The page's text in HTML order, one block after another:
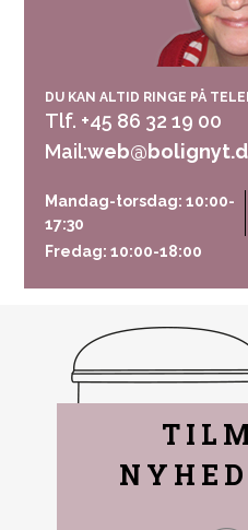
DU KAN ALTID RINGE PÅ
Tlf. +45 86 32 19 00
Mail:
Mandag-torsdag: 10:00-
17:30
Fredag: 10:00-18:00